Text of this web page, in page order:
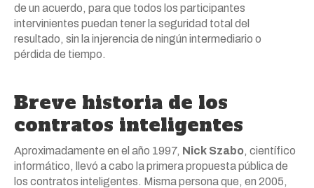
de un acuerdo, para que todos los participantes
intervinientes puedan tener la seguridad total del
resultado, sin la injerencia de ningún intermediario o
pérdida de tiempo.
Breve historia de los
contratos inteligentes
Aproximadamente en el año 1997, Nick Szabo, científico
informático, llevó a cabo la primera propuesta pública de
los contratos inteligentes. Misma persona que, en 2005,